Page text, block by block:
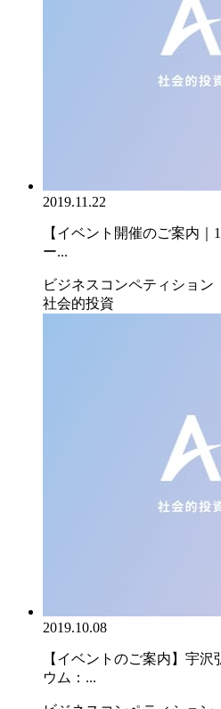
2019.11.22
【イベント開催のご案内｜
ー...
ビジネスコンペティション
社会的投資
2019.10.08
【イベントのご案内】宇
ウム：...